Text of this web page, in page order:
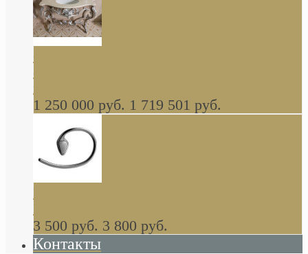
стиле барокко, из массива дерева, светло
коричневый матовый окрас + серебро
1 250 000 руб. 1 719 501 руб.
Khala Colombo аксессуары (серия) В
НАЛИЧИИ
3 500 руб. 3 800 руб.
Контакты